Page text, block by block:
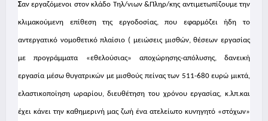
Σαν εργαζόμενοι στον κλάδο Τηλ/νιων &Πληρ/κης αντιμετωπίζουμε την
κλιμακούμενη επίθεση της εργοδοσίας, που εφαρμόζει ήδη το
αντεργατικό νομοθετικό πλαίσιο ( μειώσεις μισθών, θέσεων εργασίας
με προγράμματα «εθελούσιας» αποχώρησης-απόλυσης, δανεική
εργασία μέσω θυγατρικών με μισθούς πείνας των 511-680 ευρώ μικτά,
ελαστικοποίηση ωραρίου, διευθέτηση του χρόνου εργασίας, κ.λπ.και
έχει κάνει την καθημερινή μας ζωή ένα ατελείωτο κυνηγητό «στόχων»